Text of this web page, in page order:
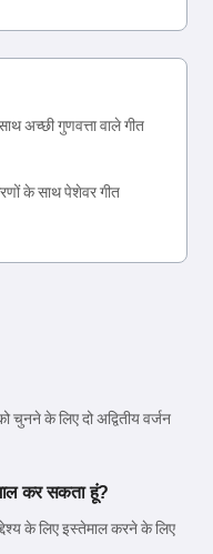
अच्छी गुणवत्ता वाले गीत
के साथ पेशेवर गीत
के लिए दो अद्वितीय वर्जन
कर सकता हूं?
के लिए इस्तेमाल करने के लिए